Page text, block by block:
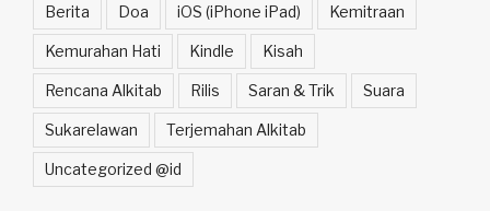
Berita Doa iOS (iPhone iPad) Kemitraan
Kemurahan Hati Kindle Kisah
Rencana Alkitab Rilis Saran & Trik Suara
Sukarelawan Terjemahan Alkitab
Uncategorized @id